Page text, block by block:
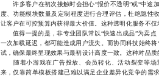
许多客户在初次接触时会担心“报价不透明”或“中途
度、功能模块数量及定制程度进行合理评估，杜绝隐性
让客户在可控预算内获得最大价值。这种透明化服务不
值得一提的是，非专业团队常以“快速出成品”为卖点
一次加载延迟，都可能造成用户流失。而协同科技始终
试，确保最终呈现效果与最初设计高度一致。这种对品
随着小游戏在广告投放、会员转化、活动裂变等场
来，仅靠简单模板搭建已难以满足企业差异化竞争的需